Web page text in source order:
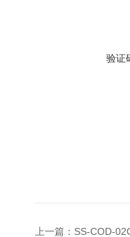
验证
上一篇： SS-COD-